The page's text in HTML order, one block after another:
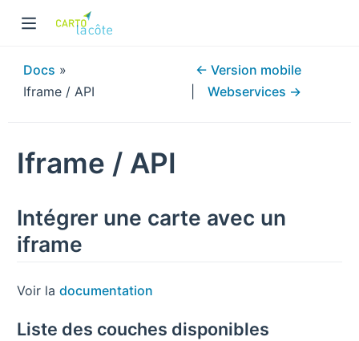
Docs »
Iframe / API
← Version mobile
Webservices →
Iframe / API
Intégrer une carte avec un
iframe
Voir la documentation
Liste des couches disponibles